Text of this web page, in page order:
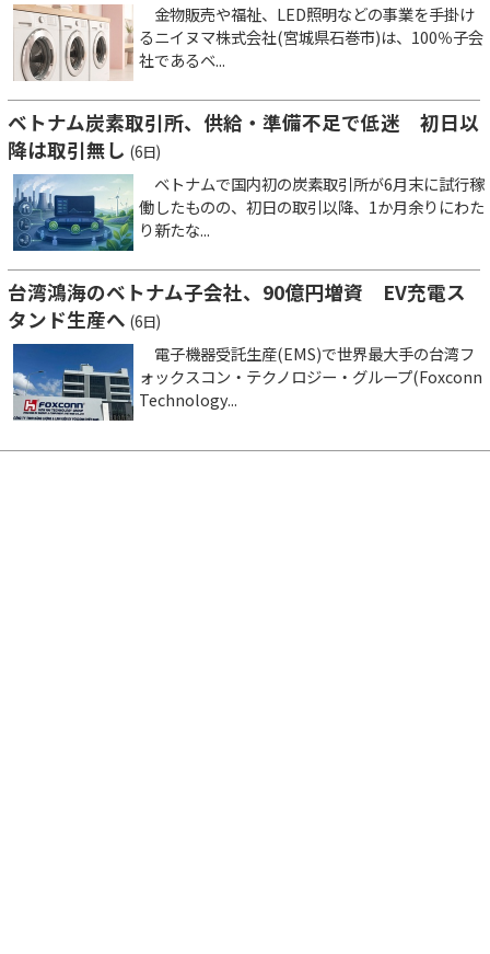
金物販売や福祉、LED照明などの事業を手掛け
るニイヌマ株式会社(宮城県石巻市)は、100％子会
社であるベ...
ベトナム炭素取引所、供給・準備不足で低迷 初日以
降は取引無し (6日)
ベトナムで国内初の炭素取引所が6月末に試行稼
働したものの、初日の取引以降、1か月余りにわた
り新たな...
台湾鴻海のベトナム子会社、90億円増資 EV充電ス
タンド生産へ (6日)
電子機器受託生産(EMS)で世界最大手の台湾フ
ォックスコン・テクノロジー・グループ(Foxconn
Technology...